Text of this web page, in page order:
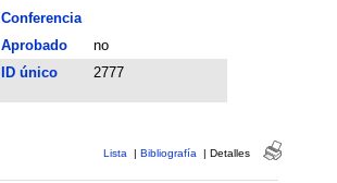
Conferencia
Aprobado
no
ID único 2777
Lista | Bibliografía | Detalles